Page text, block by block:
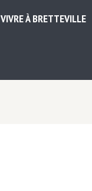
VIVRE À BRETTEVILLE